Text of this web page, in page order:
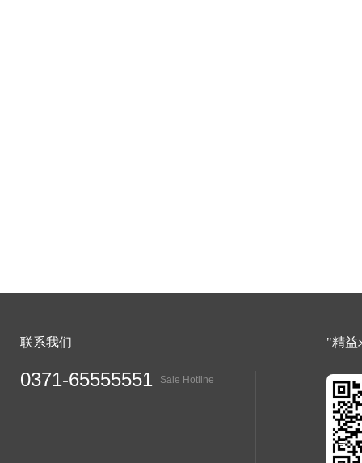
联系我们
0371-65555551 Sale Hotline
"精益